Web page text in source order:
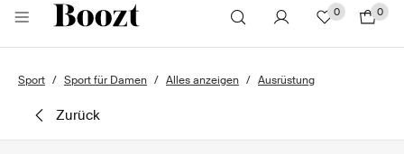
0 0
Sport Sport für Damen Alles anzeigen Ausrüstung
zurück